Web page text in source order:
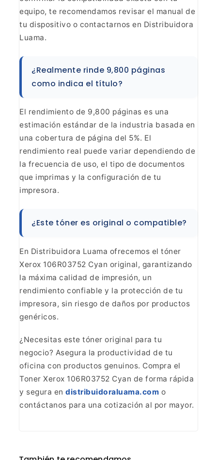
equipo, te recomendamos revisar el manual de
tu dispositivo o contactarnos en Distribuidora
Luama.
¿Realmente rinde 9,800 páginas
como indica el título?
El rendimiento de 9,800 páginas es una
estimación estándar de la industria basada en
una cobertura de página del 5%. El
rendimiento real puede variar dependiendo de
la frecuencia de uso, el tipo de documentos
que imprimas y la configuración de tu
impresora.
¿Este tóner es original o compatible?
En Distribuidora Luama ofrecemos el tóner
Xerox 106R03752 Cyan original, garantizando
la máxima calidad de impresión, un
rendimiento confiable y la protección de tu
impresora, sin riesgo de daños por productos
genéricos.
¿Necesitas este tóner original para tu
negocio? Asegura la productividad de tu
oficina con productos genuinos. Compra el
Toner Xerox 106R03752 Cyan de forma rápida
y segura en distribuidoraluama.com o
contáctanos para una cotización al por mayor.